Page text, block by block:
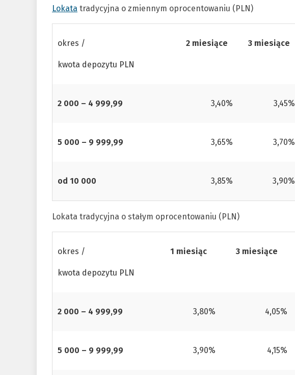
Lokata tradycyjna o zmiennym oprocentowaniu (PLN)
okres /
kwota depozytu PLN
2 miesiące 3 miesiące
2 000 – 4 999,99 3,40% 3,45%
5 000 – 9 999,99 3,65% 3,70%
od 10 000 3,85% 3,90%
Lokata tradycyjna o stałym oprocentowaniu (PLN)
okres /
kwota depozytu PLN
1 miesiąc 3 miesiące
2 000 – 4 999,99 3,80% 4,05%
5 000 – 9 999,99 3,90% 4,15%